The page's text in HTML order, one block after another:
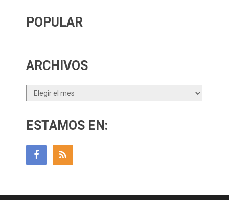
POPULAR
ARCHIVOS
Archivos
ESTAMOS EN: